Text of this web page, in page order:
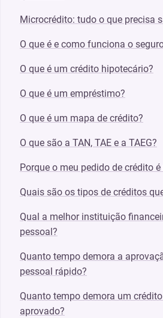
Microcrédito: tudo o que precisa
O que é e como funciona o
O que é um crédito hipotecário?
O que é um empréstimo?
O que é um mapa de crédito?
O que são a TAN, TAE e a TAEG?
Porque o meu pedido de crédito é
Quais são os tipos de créditos
Qual a melhor instituição
pessoal?
Quanto tempo demora a
pessoal rápido?
Quanto tempo demora um
aprovado?